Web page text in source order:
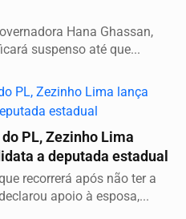
Hana Ghassan,
suspenso até que...
PL, Zezinho Lima
a deputada estadual
recorrerá após não ter a
apoio à esposa,...